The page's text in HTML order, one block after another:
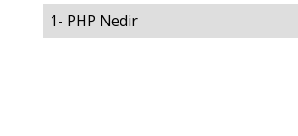
1- PHP Nedir